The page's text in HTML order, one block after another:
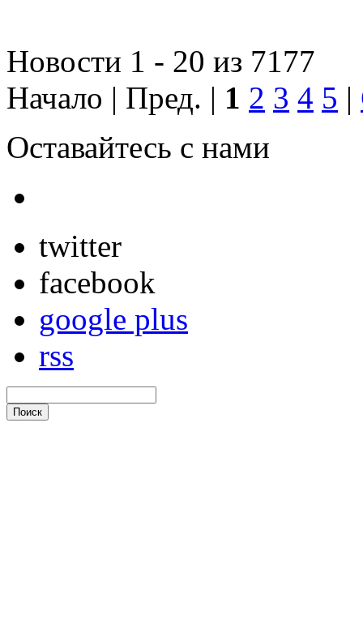
Новости 1 - 20 из 7177
Начало | Пред. | 1 2 3 4 5 |
Оставайтесь с нами
twitter
facebook
google plus
rss